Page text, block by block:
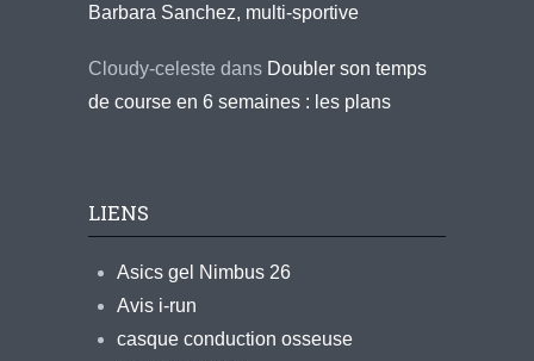
Barbara Sanchez, multi-sportive
Cloudy-celeste dans Doubler son temps
de course en 6 semaines : les plans
LIENS
Asics gel Nimbus 26
Avis i-run
casque conduction osseuse